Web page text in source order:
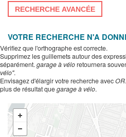
RECHERCHE AVANCÉE
VOTRE RECHERCHE N'A
Vérifiez que l'orthographe est correcte.
Supprimez les guillemets autour des
séparément. garage à véloretournera
vélo".
Envisagez d'élargir votre recherche avecOR.
plus de résultat quegarage à vélo.